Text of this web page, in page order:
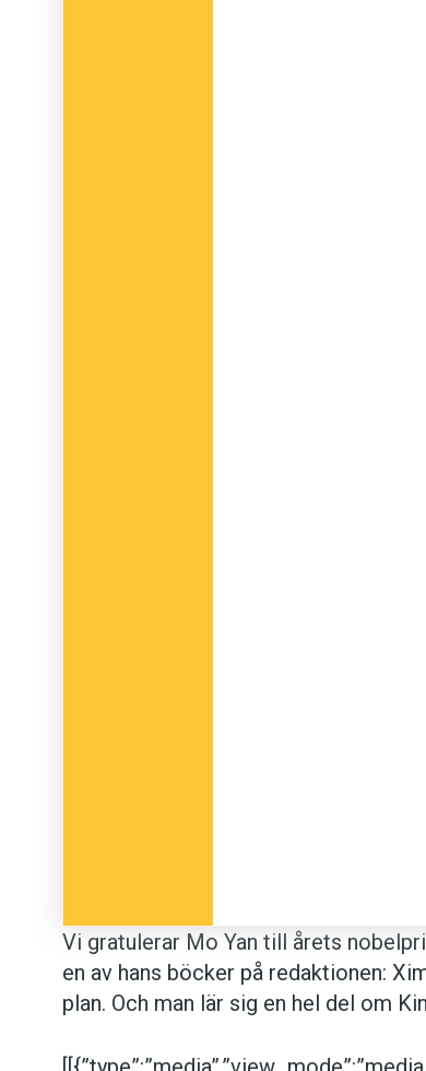
Vi gratulerar Mo Yan till årets
en av hans böcker på redaktionen:
plan. Och man lär sig en hel del om